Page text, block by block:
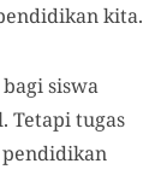
kita.
siswa
Tetapi tugas